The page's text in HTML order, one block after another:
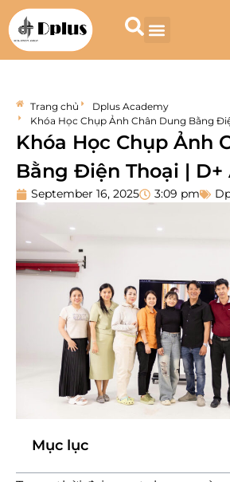
Trang chủ
Dplus Academy
Khóa Học Chụp Ảnh Chân Dung Bằng
Khóa Học Chụp Ảnh
Bằng Điện Thoại |
September 16, 2025 3:09 pm
Mục lục